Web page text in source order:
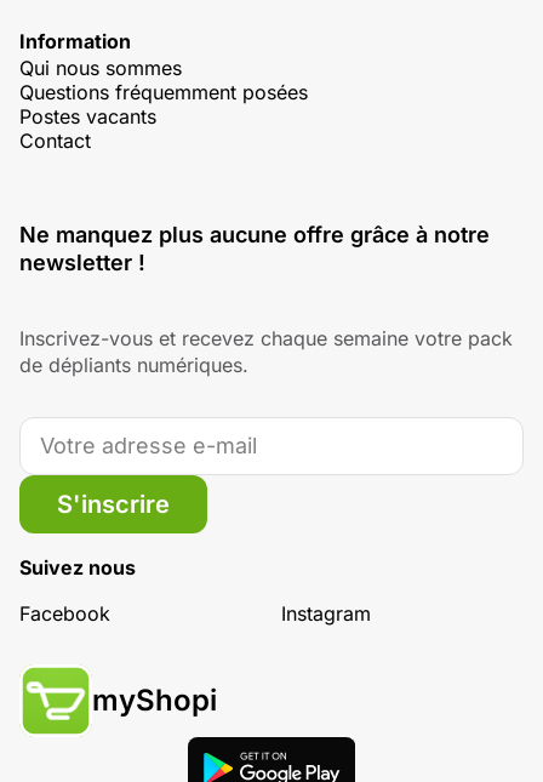
Information
Qui nous sommes
Questions fréquemment posées
Postes vacants
Contact
Ne manquez plus aucune offre grâce à notre
newsletter !
Inscrivez-vous et recevez chaque semaine votre pack
de dépliants numériques.
S'inscrire
Suivez nous
Facebook
Instagram
myShopi